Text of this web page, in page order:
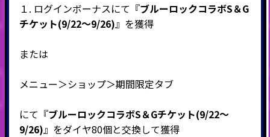
１. ログインボーナスにて『ブルーロックコラボS＆G
チケット(9/22～9/26)』を獲得
または
メニュー＞ショップ＞期間限定タブ
にて『ブルーロックコラボS＆Gチケット(9/22～
9/26)』をダイヤ80個と交換して獲得